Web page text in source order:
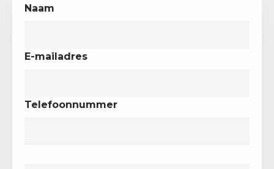
Naam
E-mailadres
Telefoonnummer